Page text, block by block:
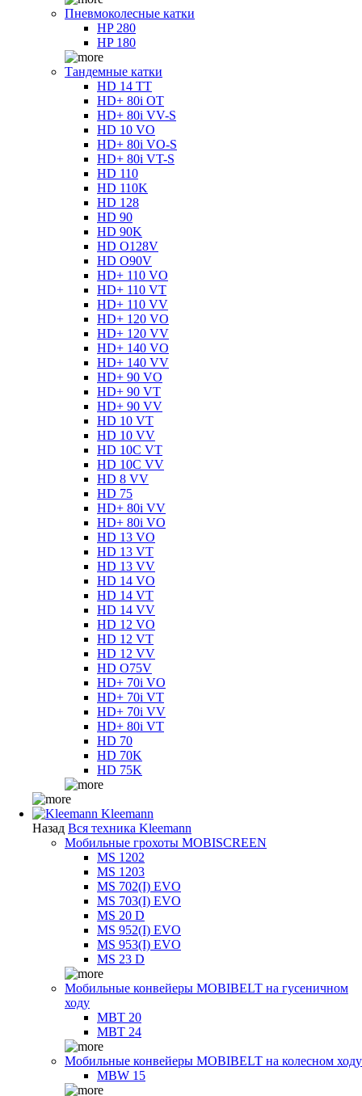
Пневмоколесные катки
HP 280
HP 180
Тандемные катки
HD 14 TT
HD+ 80i OT
HD+ 80i VV-S
HD 10 VO
HD+ 80i VO-S
HD+ 80i VT-S
HD 110
HD 110K
HD 128
HD 90
HD 90K
HD O128V
HD O90V
HD+ 110 VO
HD+ 110 VT
HD+ 110 VV
HD+ 120 VO
HD+ 120 VV
HD+ 140 VO
HD+ 140 VV
HD+ 90 VO
HD+ 90 VT
HD+ 90 VV
HD 10 VT
HD 10 VV
HD 10C VT
HD 10C VV
HD 8 VV
HD 75
HD+ 80i VV
HD+ 80i VO
HD 13 VO
HD 13 VT
HD 13 VV
HD 14 VO
HD 14 VT
HD 14 VV
HD 12 VO
HD 12 VT
HD 12 VV
HD O75V
HD+ 70i VO
HD+ 70i VT
HD+ 70i VV
HD+ 80i VT
HD 70
HD 70K
HD 75K
Kleemann
Назад Вся техника Kleemann
Мобильные грохоты MOBISCREEN
MS 1202
MS 1203
MS 702(I) EVO
MS 703(I) EVO
MS 20 D
MS 952(I) EVO
MS 953(I) EVO
MS 23 D
Мобильные конвейеры MOBIBELT на гусеничном
ходу
MBT 20
MBT 24
Мобильные конвейеры MOBIBELT на колесном ходу
MBW 15